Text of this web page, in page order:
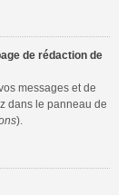
de rédaction de
messages et de
dans le panneau de
).